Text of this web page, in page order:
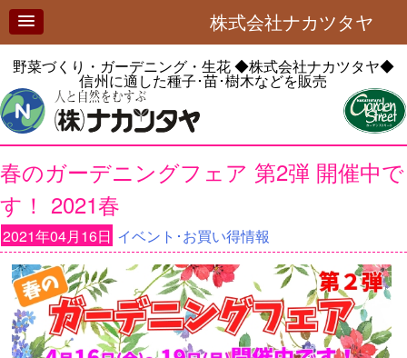
株式会社ナカツタヤ
野菜づくり・ガーデニング・生花◆株式会社ナカツタヤ◆
信州に適した種子･苗･樹木などを販売
春のガーデニングフェア 第2弾 開催中で
す！ 2021春
2021年04月16日 イベント･お買い得情報